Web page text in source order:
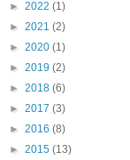
► 2022 (1)
► 2021 (2)
► 2020 (1)
► 2019 (2)
► 2018 (6)
► 2017 (3)
► 2016 (8)
► 2015 (13)